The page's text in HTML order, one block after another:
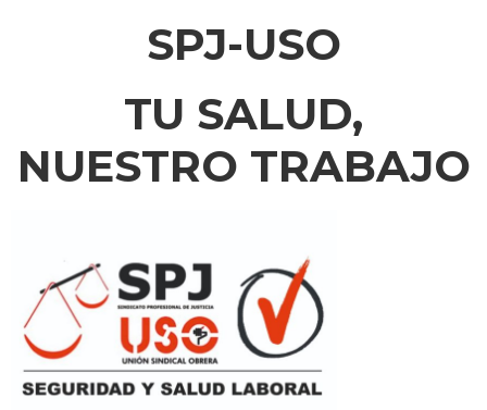
SPJ-USO
TU SALUD,
NUESTRO TRABAJO